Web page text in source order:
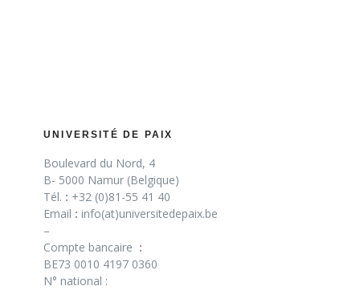
UNIVERSITÉ DE PAIX
Boulevard du Nord, 4
B- 5000 Namur (Belgique)
Tél. : +32 (0)81-55 41 40
Email : info(at)universitedepaix.be
–
Compte bancaire :
BE73 0010 4197 0360
N° national :